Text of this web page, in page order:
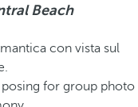
Beach
con vista sul